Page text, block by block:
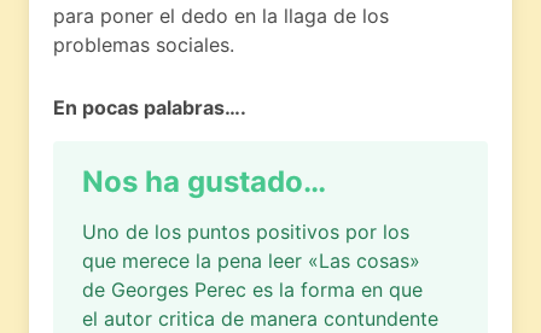
para poner el dedo en la llaga de los
problemas sociales.
En pocas palabras….
Nos ha gustado…
Uno de los puntos positivos por los
que merece la pena leer «Las cosas»
de Georges Perec es la forma en que
el autor critica de manera contundente